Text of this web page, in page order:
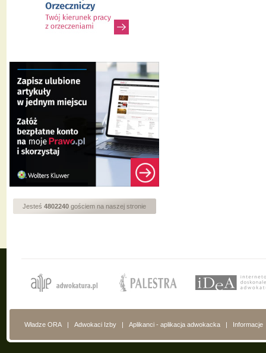
Jesteś 4802240 gościem na naszej stronie
Władze ORA | Adwokaci Izby | Aplikanci - aplikacja adwokacka | Informacje